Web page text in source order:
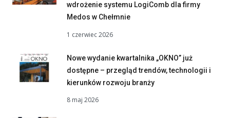
wdrożenie systemu LogiComb dla firmy
Medos w Chełmnie
1 czerwiec 2026
Nowe wydanie kwartalnika „OKNO” już
dostępne – przegląd trendów, technologii i
kierunków rozwoju branży
8 maj 2026